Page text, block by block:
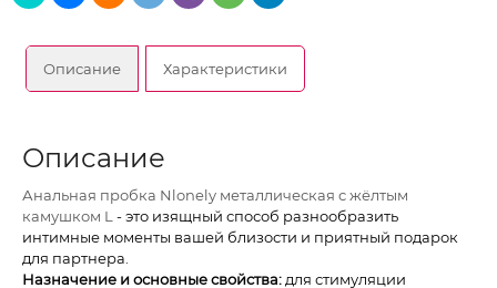
Описание Характеристики
Описание
Анальная пробка Nlonely металлическая с жёлтым
камушком L- это изящный способ разнообразить
интимные моменты вашей близости и приятный подарок
для партнера.
Назначение и основные свойства:для стимуляции